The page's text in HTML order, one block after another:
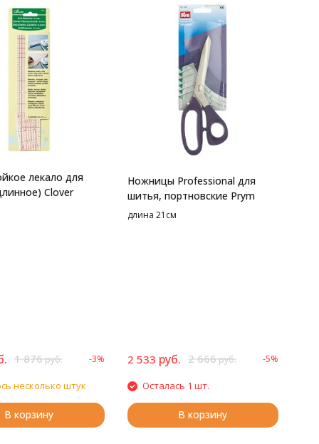
лекало для
Clover
1 876руб. -3%
несколько штук
В корзину
Ножницы Professional для
шитья, портновские Prym
длина 21см
2 533 руб. 2 666руб. -5%
Осталась 1 шт.
В корзину